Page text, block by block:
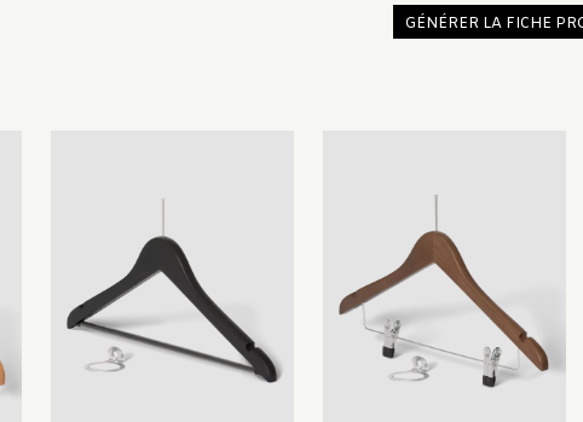
GÉNÉRER LA FICHE